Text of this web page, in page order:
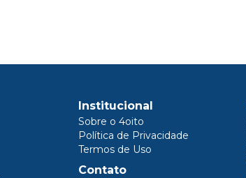
Institucional
Sobre o 4oito
Política de Privacidade
Termos de Uso
Contato